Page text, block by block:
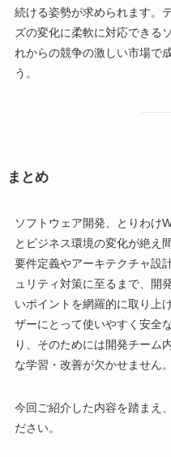
続ける姿勢が求められます。
ズの変化に柔軟に対応できる
れからの競争の激しい市場で
う。
まとめ
ソフトウェア開発、とりわけ
とビジネス環境の変化が絶え
要件定義やアーキテクチャ設
ュリティ対策に至るまで、開
いポイントを網羅的に取り上
ザーにとって使いやすく安全
り、そのためには開発チーム
な学習・改善が欠かせません。
今回ご紹介した内容を踏まえ
ださい。